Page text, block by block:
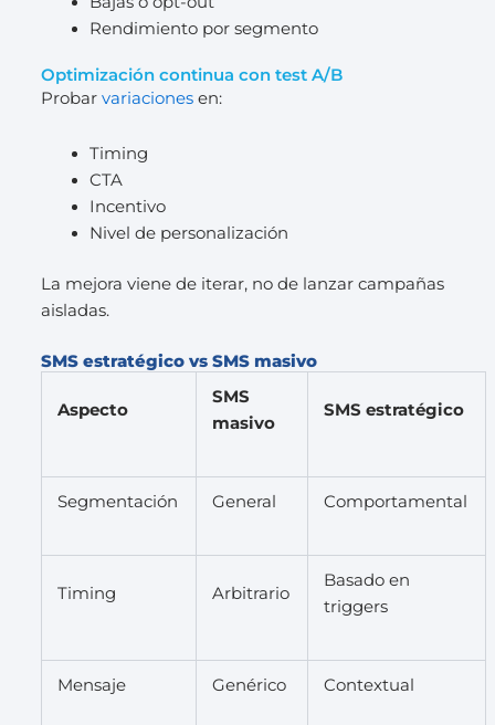
Rendimiento por segmento
Optimización continua con test A/B
Probar variacionesen:
Timing
CTA
Incentivo
Nivel de personalización
La mejora viene de iterar, no de lanzar campañas
aisladas.
SMS estratégico vs SMS masivo
Aspecto
SMS
masivo
SMS estratégico
Segmentación General Comportamental
Timing Arbitrario
Basado en
triggers
Mensaje Genérico Contextual